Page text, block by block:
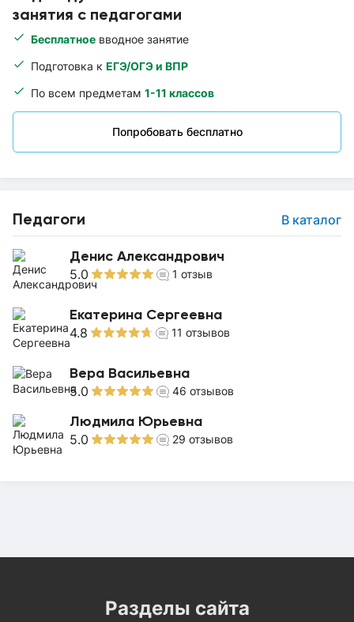
занятия с педагогами
Бесплатное вводное занятие
Подготовка к ЕГЭ/ОГЭ и ВПР
По всем предметам 1-11 классов
Попробовать бесплатно
Педагоги В каталог
Денис Александрович
5.0 1 отзыв
Екатерина Сергеевна
4.8 11 отзывов
Вера Васильевна
5.0 46 отзывов
Людмила Юрьевна
5.0 29 отзывов
Разделы сайта